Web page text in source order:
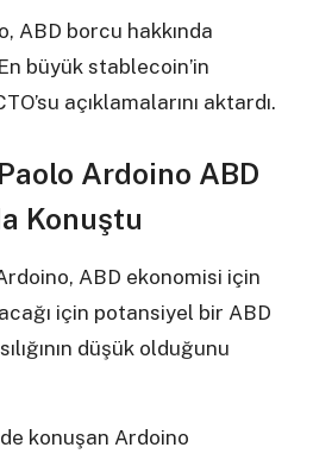
ABD borcu hakkında
büyük stablecoin’in
açıklamalarını aktardı.
Ardoino ABD
Konuştu
ABD ekonomisi için
için potansiyel bir ABD
düşük olduğunu
konuşan Ardoino